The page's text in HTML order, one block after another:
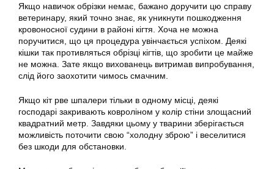
Якщо навичок обрізки немає, бажано доручити цю справу
ветеринару, який точно знає, як уникнути пошкодження
кровоносної судини в районі кігтя. Хоча не можна
поручитися, що ця процедура увінчається успіхом. Деякі
кішки так противляться обрізці кігтів, що зробити це майже
не можна. Зате якщо вихованець витримав випробування,
слід його заохотити чимось смачним.
Якщо кіт рве шпалери тільки в одному місці, деякі
господарі закривають ковроліном у колір стіни злощасний
квадратний метр. Завдяки цьому у тварини зберігається
можливість поточити свою “холодну зброю” і веселитися
без шкоди для обстановки.